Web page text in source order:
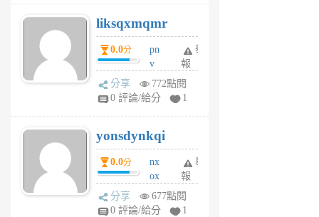
6
個
月
前
liksqxmqmr
0.0分
pn
v
wt
sv
6
個
月
前
舉
報
分享
772點閱
0 評論/給分
1
yonsdynkqi
0.0分
nx
ox
rh
pe
舉
報
分享
677點閱
0 評論/給分
1